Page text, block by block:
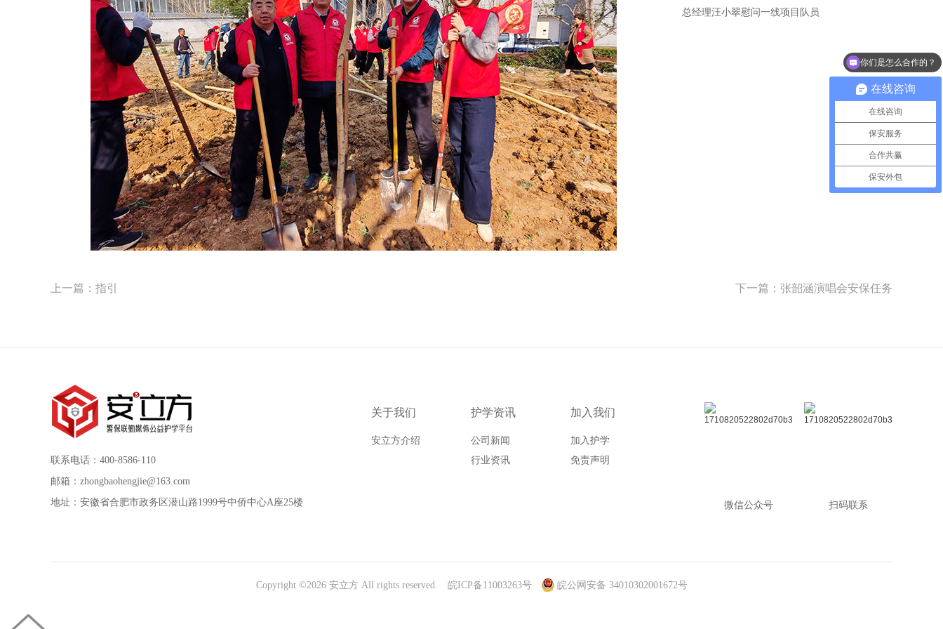
总经理汪小翠慰问一线项目队员
上一篇：指引 下一篇：张韶涵演唱会安保任务
Copyright ©2026 安立方 All rights reserved. 皖ICP备11003263号 皖公网安备 34010302001672号
联系电话：400-8586-110
邮箱：zhongbaohengjie@163.com
地址：安徽省合肥市政务区潜山路1999号中侨中心A座25楼
微信公众号 扫码联系
关于我们
安立方介绍
护学资讯
公司新闻
行业资讯
加入我们
加入护学
免责声明
在线咨询
在线咨询
保安服务
合作共赢
保安外包
你们是怎么合作的？